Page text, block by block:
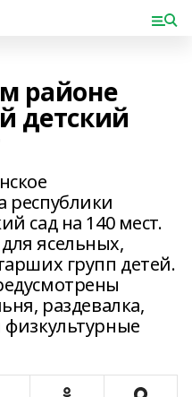
районе
детский
республики
сад на 140 мест.
ясельных,
групп детей.
раздевалка,